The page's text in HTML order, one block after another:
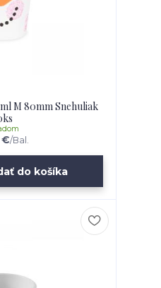
M 80mm Snehuliak
€/Bal.
do košíka